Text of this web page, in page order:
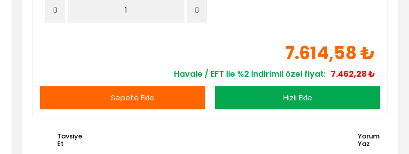
7.614,58 ₺
Havale / EFT ile %2 indirimli özel fiyat: 7.462,28 ₺
Sepete Ekle Hızlı Ekle
Tavsiye
Et
Yorum
Yaz